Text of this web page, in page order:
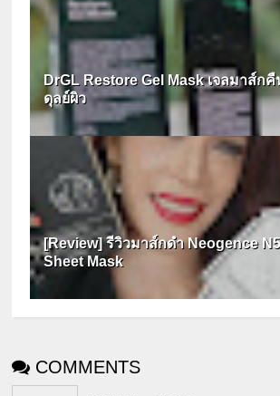
DrGL Restore Gel Mask เจลมาส์ก
ดุลย์ผิว
[Review] รีวิวมาส์กดำ Neogence
Sheet Mask
COMMENTS